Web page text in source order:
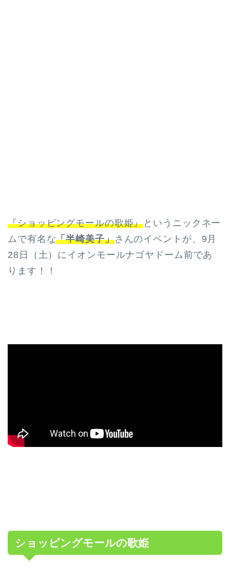
『ショッピングモールの歌姫』というニックネー
ムで有名な「半崎美子」さんのイベントが、9月
28日（土）にイオンモールナゴヤドーム前であ
ります！！
ショッピングモールの歌姫